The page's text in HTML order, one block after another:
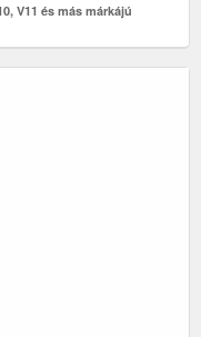
V11 és más márkájú